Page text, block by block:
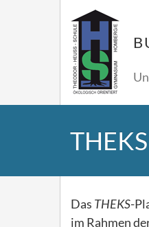
Das THEKS-
im Rahmen